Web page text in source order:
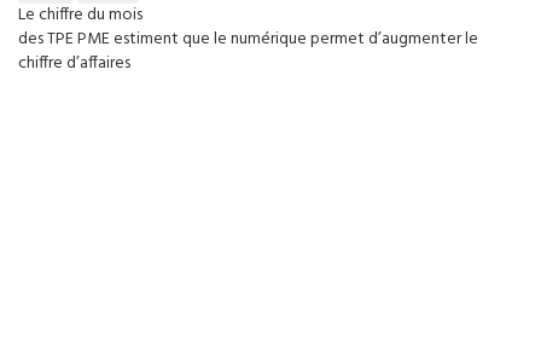
Le chiffre du mois
des TPE PME estiment que le numérique permet d’augmenter le
chiffre d’affaires